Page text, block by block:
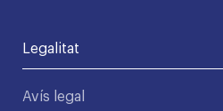
Legalitat
Avís legal